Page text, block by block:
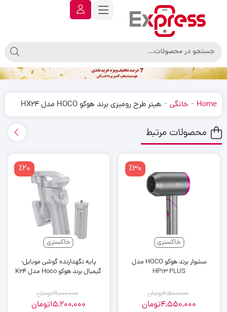
Home
- خانگی - هیتر طرح رومیزی برند هوکو HOCO مدل HX24
محصولات مرتبط
خاکستری
٪30
سشوار برند هوکو HOCO مدل
HP13 PLUS
6,500,000تومان
4,550,000تومان
خاکستری
٪20
پایه نگهدارنده گوشی موبایل-
گیمبال برند هوکو Hoco مدل K24
19,000,000تومان
15,200,000تومان